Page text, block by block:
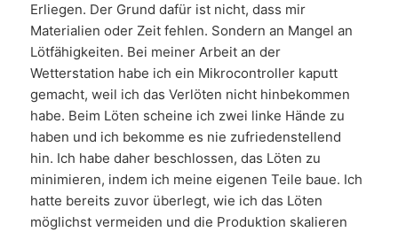
Erliegen. Der Grund dafür ist nicht, dass mir
Materialien oder Zeit fehlen. Sondern an Mangel an
Lötfähigkeiten. Bei meiner Arbeit an der
Wetterstation habe ich ein Mikrocontroller kaputt
gemacht, weil ich das Verlöten nicht hinbekommen
habe. Beim Löten scheine ich zwei linke Hände zu
haben und ich bekomme es nie zufriedenstellend
hin. Ich habe daher beschlossen, das Löten zu
minimieren, indem ich meine eigenen Teile baue. Ich
hatte bereits zuvor überlegt, wie ich das Löten
möglichst vermeiden und die Produktion skalieren